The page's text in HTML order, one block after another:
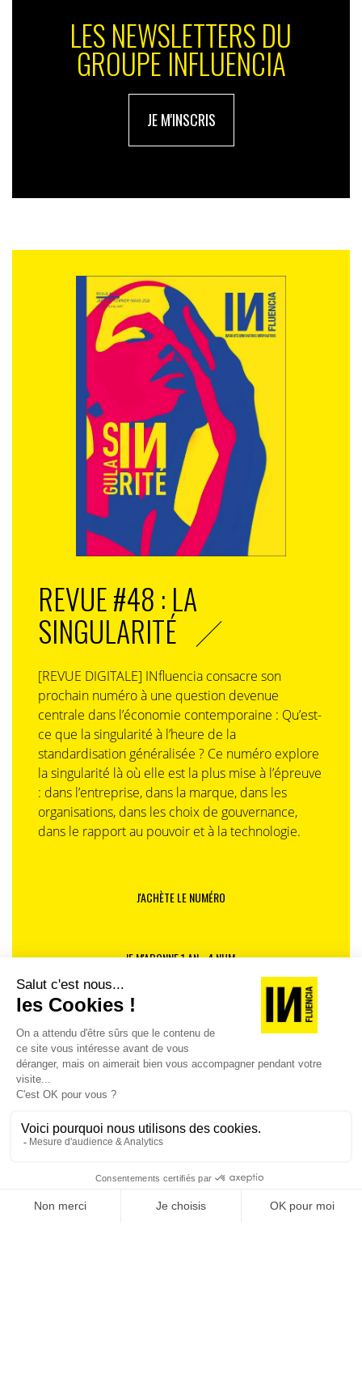
LES NEWSLETTERS DU
GROUPE INFLUENCIA
JE M'INSCRIS
REVUE #48 : LA
SINGULARITÉ
[REVUE DIGITALE] INfluencia consacre son
prochain numéro à une question devenue
centrale dans l’économie contemporaine : Qu’est-
ce que la singularité à l’heure de la
standardisation généralisée ? Ce numéro explore
la singularité là où elle est la plus mise à l’épreuve
: dans l’entreprise, dans la marque, dans les
organisations, dans les choix de gouvernance,
dans le rapport au pouvoir et à la technologie.
J'ACHÈTE LE NUMÉRO
JE M'ABONNE 1 AN - 4 NUM.
JE DÉCOUVRE LES NUMÉROS PRÉCÉDENTS
Je suis déjà abonné(e) :je consulte la revue en